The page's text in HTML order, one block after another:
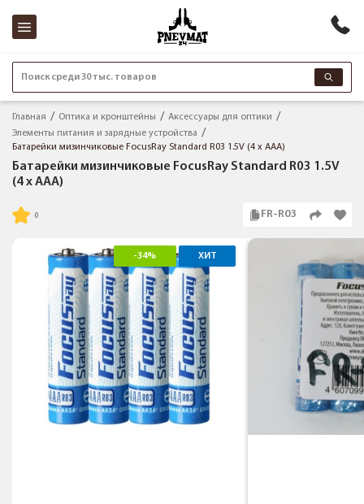
Поиск среди 30 тыс. товаров
Главная Оптика и кронштейны
Аксессуары для оптики
Элементы питания и зарядные устройства
Батарейки мизинчиковые FocusRay Standard R03 1.5V (4 x AAA)
Батарейки мизинчиковые FocusRay Standard R03 1.5V
(4 x AAA)
FR-R03
-34% ХИТ